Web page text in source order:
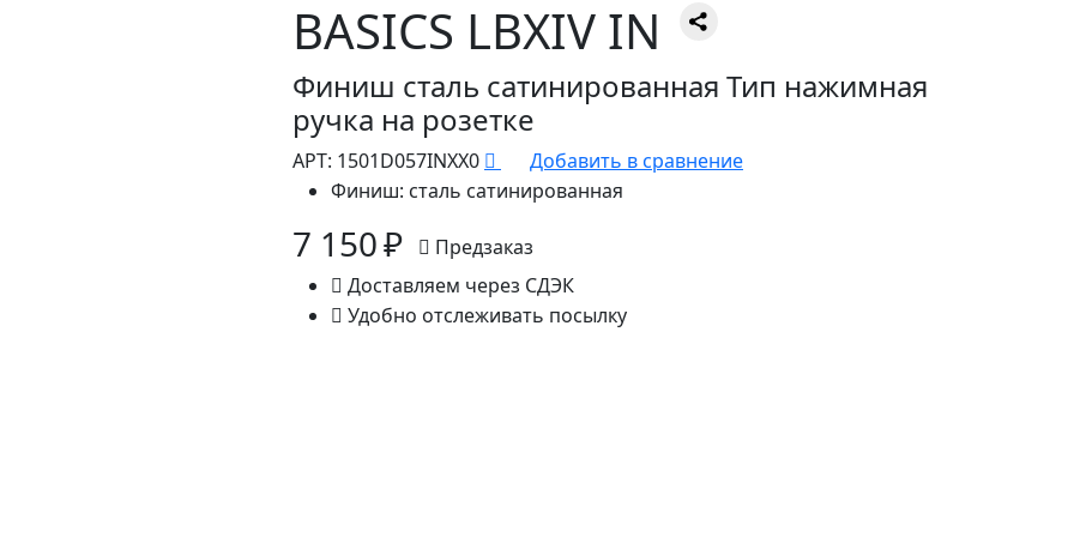
BASICS LBXIV IN
Финиш сталь сатинированная Тип нажимная
ручка на розетке
АРТ: 1501D057INXX0
Добавить в сравнение
Финиш: сталь сатинированная
7 150 ₽
Предзаказ
Доставляем через СДЭК
Удобно отслеживать посылку